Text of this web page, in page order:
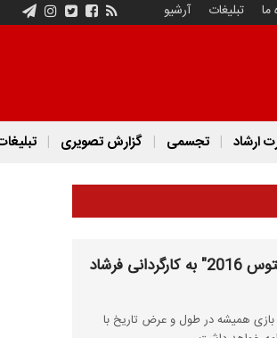
ما تبلیغات آرشیو
ارشاد تجسمی گزارش تصویری
فاستوس بعدی کیست؟ / نگاهی به نمایش "فاستوس 2016" به کارگردانی فرشاد
همیشه در طول و عرض تاریخ با